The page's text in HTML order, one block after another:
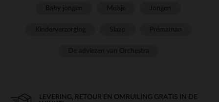
LEVERING, RETOUR EN OMRUILING GRATIS IN DE